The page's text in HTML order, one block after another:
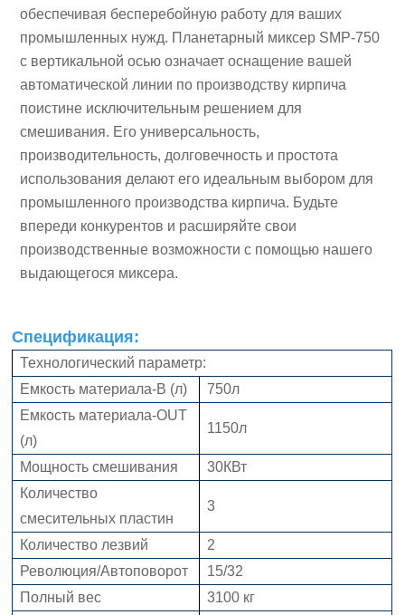
обеспечивая бесперебойную работу для ваших
промышленных нужд. Планетарный миксер SMP-750
с вертикальной осьюозначает оснащение вашей
автоматической линии по производству кирпича
поистине исключительным решением для
смешивания. Его универсальность,
производительность, долговечность и простота
использования делают его идеальным выбором для
промышленного производства кирпича. Будьте
впереди конкурентов и расширяйте свои
производственные возможности с помощью нашего
выдающегося миксера.
Спецификация:
Технологический параметр:
Емкость материала-В (л)
750л
Емкость материала-OUT
(л)
1150л
Мощность смешивания
30КВт
Количество
смесительных пластин
3
Количество лезвий
2
Революция/Автоповорот
15/32
Полный вес
3100 кг